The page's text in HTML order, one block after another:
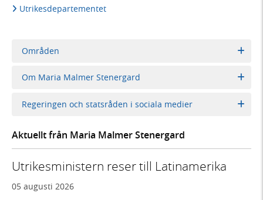
Utrikesdepartementet
Områden
Om Maria Malmer Stenergard
Regeringen och statsråden i sociala medier
Aktuellt från Maria Malmer Stenergard
Utrikesministern reser till Latinamerika
05 augusti 2026